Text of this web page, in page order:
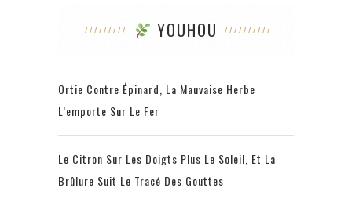
YOUHOU
Ortie Contre Épinard, La Mauvaise Herbe
L’emporte Sur Le Fer
Le Citron Sur Les Doigts Plus Le Soleil, Et La
Brûlure Suit Le Tracé Des Gouttes